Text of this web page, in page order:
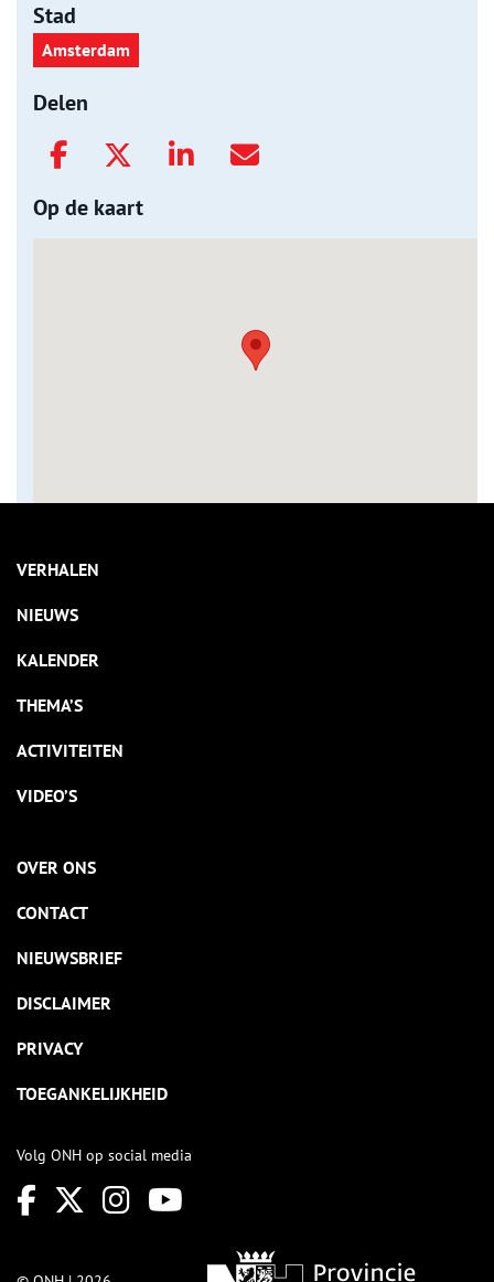
Stad
Amsterdam
Delen
Op de kaart
VERHALEN
NIEUWS
KALENDER
THEMA’S
ACTIVITEITEN
VIDEO’S
OVER ONS
CONTACT
NIEUWSBRIEF
DISCLAIMER
PRIVACY
TOEGANKELIJKHEID
Volg ONH op social media